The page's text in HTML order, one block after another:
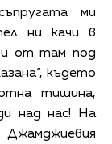
ми
ни качи в
и от там под
където
тишина,
над нас! На
Джамджиевия